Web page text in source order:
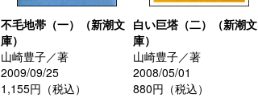
不毛地帯（一）（新潮文
庫）
山崎豊子／著
2009/09/25
1,155円（税込）
白い巨塔（二）（新潮文
庫）
山崎豊子／著
2008/05/01
880円（税込）